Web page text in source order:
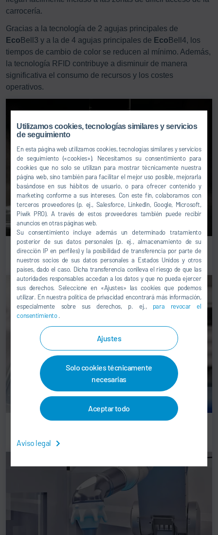
Utilizamos cookies, tecnologías similares y servicios
de seguimiento
En esta página web utilizamos cookies, tecnologías similares y servicios
de seguimiento («cookies»). Necesitamos su consentimiento para
cookies que no solo se utilizan para mostrar técnicamente nuestra
página web, sino también para facilitar el mejor uso posible, mejorarla
basándose en sus hábitos de usuario, o para ofrecer contenido y
marketing conforme a sus intereses. Con este fin, colaboramos con
terceros proveedores (p. ej., Salesforce, LinkedIn, Google, Microsoft,
Piwik PRO). A través de estos proveedores también puede recibir
anuncios en otras páginas web.
Su consentimiento incluye además un determinado tratamiento
posterior de sus datos personales (p. ej., almacenamiento de su
dirección IP en perfiles) y la posibilidad de transferencia por parte de
nuestros socios de sus datos personales a Estados Unidos y otros
países, dado el caso. Dicha transferencia conlleva el riesgo de que las
autoridades responsables accedan a los datos y que no pueda ejercer
sus derechos. Seleccione en «Ajustes» las cookies que podemos
utilizar. En nuestra política de privacidad encontrará más información,
especialmente sobre sus derechos, p. ej., para revocar el
consentimiento.
Ajustes
Solo cookies técnicamente
necesarias
Aceptar todo
Aviso legal
carrocería.
Gracias a la tecnología de 2 agujas principales de
Eco Bell3 y a la de 4 agujas principales de Eco Bell4, los
tiempos de cambio de color se reducen al mínimo. Además,
la tecnología RFID contribuye a disminuir de manera
significativa el consumo de recursos y los costes
operativos.
EcoBell2